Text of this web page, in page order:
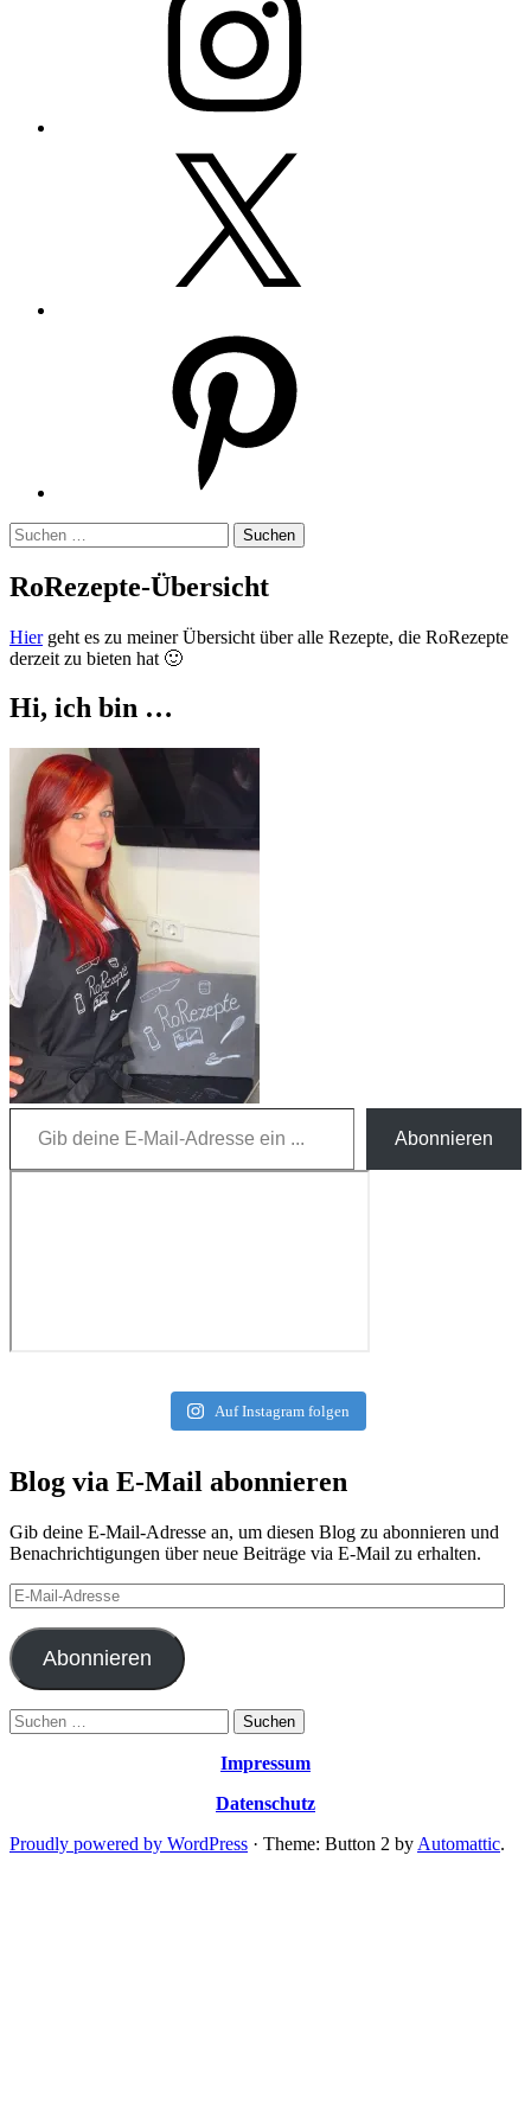
Suchen
nach:
RoRezepte-Übersicht
Hiergeht es zu meiner Übersicht über alle Rezepte, die RoRezepte
derzeit zu bieten hat 🙂
Hi, ich bin …
Gib deine E-Mail-Adresse ein ...
Abonnieren
Auf Instagram folgen
Blog via E-Mail abonnieren
Gib deine E-Mail-Adresse an, um diesen Blog zu abonnieren und
Benachrichtigungen über neue Beiträge via E-Mail zu erhalten.
E-
Mail-
Adresse
Abonnieren
Suchen
nach:
Impressum
Datenschutz
Proudly powered by WordPress · Theme: Button 2 by Automattic.